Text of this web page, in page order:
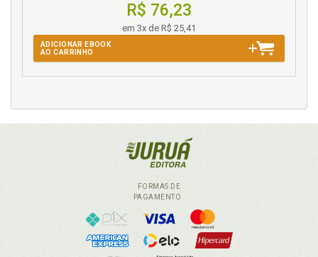
R$ 76,23
em 3x de R$ 25,41
ADICIONAR EBOOK
AO CARRINHO
FORMAS DE
PAGAMENTO